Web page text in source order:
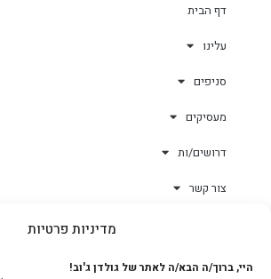
מדיניות פרטיות
היי, ברוך/ה הבא/ה לאתר של גולדן ג'וב!
דף הבית
עלינו
סניפים
מעסיקים
דרושים/ות
צור קשר